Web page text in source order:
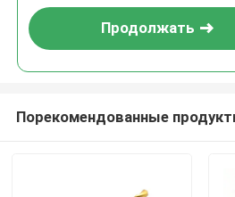
получения
Продолжать
Порекомендованные